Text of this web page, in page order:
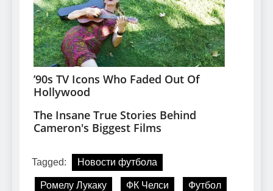
Tagged: Новости футбола
Ромелу Лукаку ФК Челси Футбол